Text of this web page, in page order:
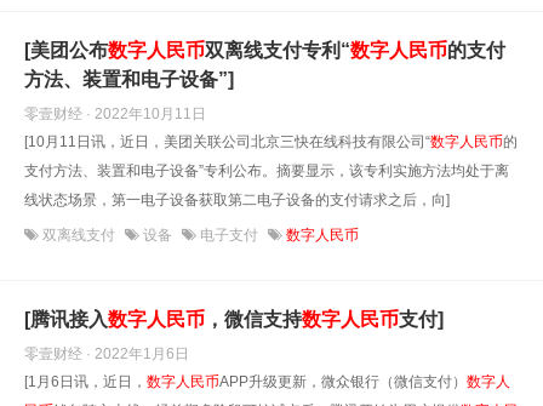
[美团公布数字人民币双离线支付专利“数字人民币的支付
方法、装置和电子设备”]
零壹财经 · 2022年10月11日
[10月11日讯，近日，美团关联公司北京三快在线科技有限公司“数字人民币的
支付方法、装置和电子设备”专利公布。摘要显示，该专利实施方法均处于离
线状态场景，第一电子设备获取第二电子设备的支付请求之后，向]
双离线支付 设备 电子支付 数字人民币
[腾讯接入数字人民币 ，微信支持数字人民币支付]
零壹财经 · 2022年1月6日
[1月6日讯，近日， 数字人民币APP升级更新，微众银行（微信支付） 数字人